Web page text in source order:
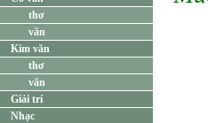
thơ
văn
Kim văn
thơ
văn
Giải trí
Nhạc